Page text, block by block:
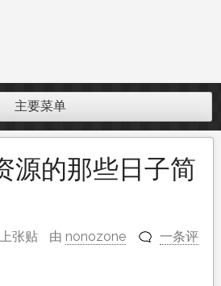
主要菜单
源的那些日子简
上张贴 由 nonozone
一条评